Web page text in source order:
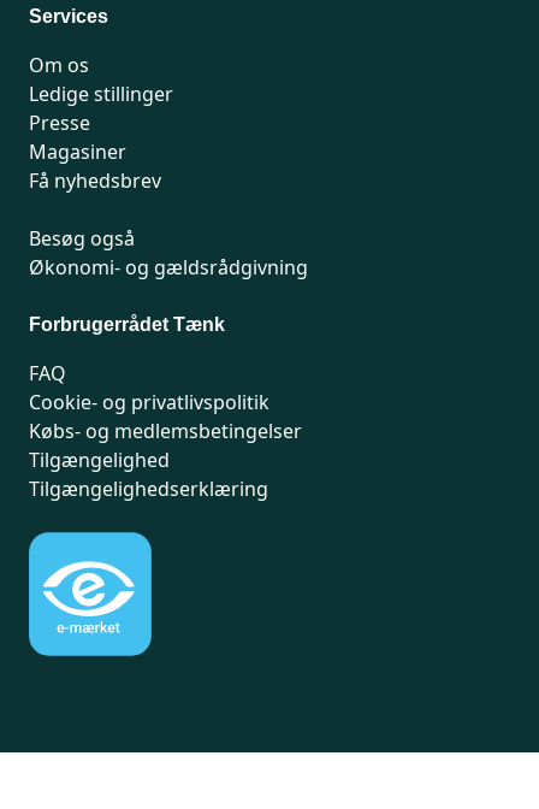
Services
Om os
Ledige stillinger
Presse
Magasiner
Få nyhedsbrev
Besøg også
Økonomi- og gældsrådgivning
Forbrugerrådet Tænk
FAQ
Cookie- og privatlivspolitik
Købs- og medlemsbetingelser
Tilgængelighed
Tilgængelighedserklæring